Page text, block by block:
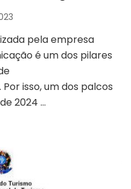
pela empresa
é um dos pilares
isso, um dos palcos
2024 …